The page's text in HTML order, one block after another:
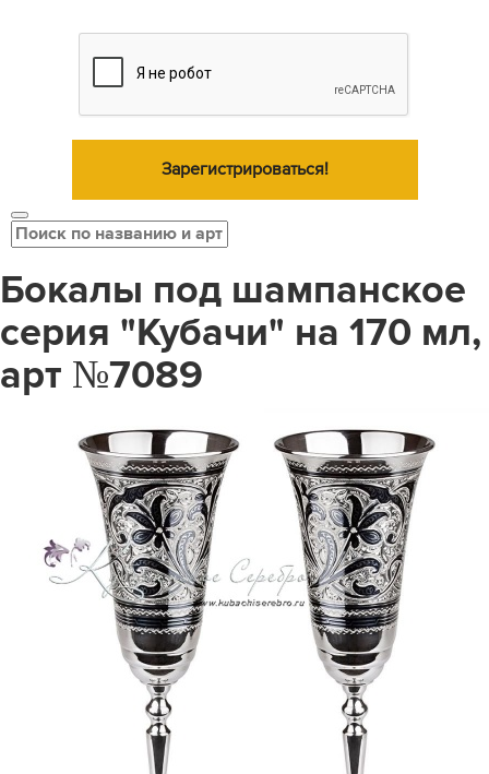
Зарегистрироваться!
Бокалы под шампанское
серия "Кубачи" на 170 мл,
арт №7089